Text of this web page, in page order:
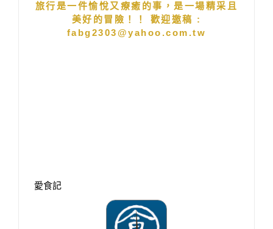
旅行是一件愉悅又療癒的事，是一場精采且
美好的冒險！！ 歡迎邀稿 :
fabg2303@yahoo.com.tw
愛食記